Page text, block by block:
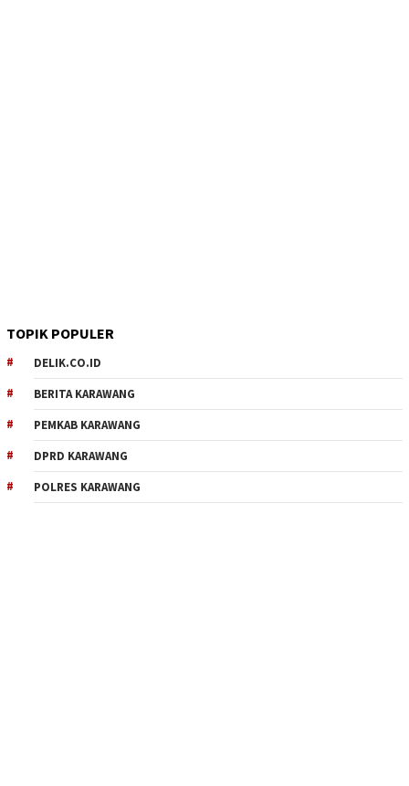
TOPIK POPULER
DELIK.CO.ID
BERITA KARAWANG
PEMKAB KARAWANG
DPRD KARAWANG
POLRES KARAWANG